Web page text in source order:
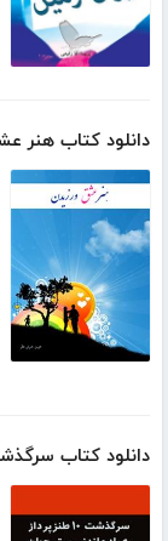
دانلود کتاب هنر
دانلود کتاب سرگذشت 10 طنزپرداز به یاد ماندنی